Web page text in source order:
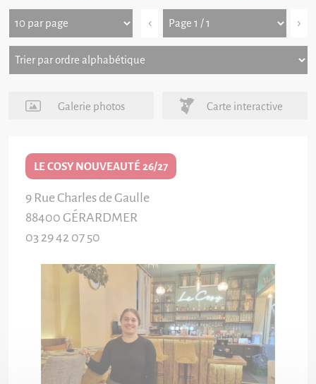
‹ ›
Galerie photos Carte interactive
LE COSY NOUVEAUTÉ 26/27
9 Rue Charles de Gaulle
88400 GÉRARDMER
03 29 42 07 50